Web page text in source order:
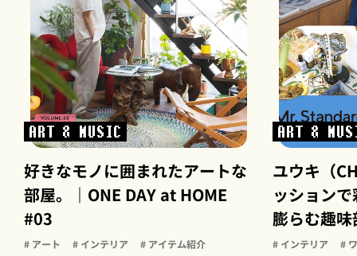
ART & MUSIC
好きなモノに囲まれたアートな
部屋。｜ONE DAY at HOME
#03
# アート # インテリア # アイテム紹介
ART &
ユウキ（
ッション
膨らむ趣
# インテリア
#